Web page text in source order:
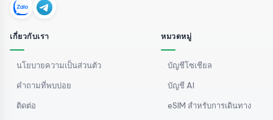
เกี่ยวกับเรา
นโยบายความเป็นส่วนตัว
คำถามที่พบบ่อย
ติดต่อ
หมวดหมู่
บัญชีโซเชียล
บัญชี AI
eSIM สำหรับการเดินทาง